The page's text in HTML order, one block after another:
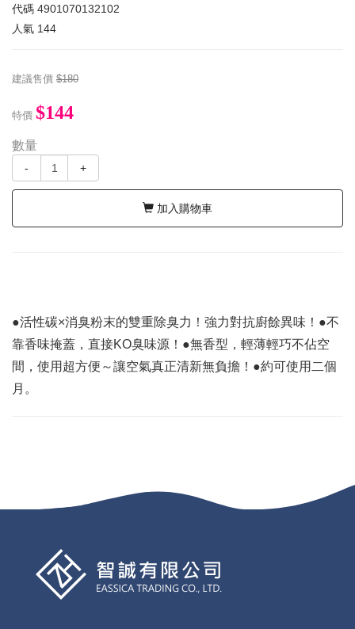
代碼 4901070132102
人氣 144
建議售價 $180
特價 $144
數量
- +
加入購物車
●活性碳×消臭粉末的雙重除臭力！強力對抗廚餘異味！●不
靠香味掩蓋，直接KO臭味源！●無香型，輕薄輕巧不佔空
間，使用超方便～讓空氣真正清新無負擔！●約可使用二個
月。